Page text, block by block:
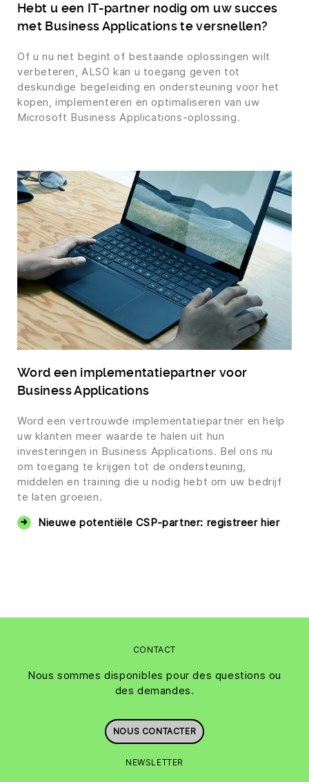
Hebt u een IT-partner nodig om uw succes
met Business Applications te versnellen?
Of u nu net begint of bestaande oplossingen wilt
verbeteren, ALSO kan u toegang geven tot
deskundige begeleiding en ondersteuning voor het
kopen, implementeren en optimaliseren van uw
Microsoft Business Applications-oplossing.
Word een implementatiepartner voor
Business Applications
Word een vertrouwde implementatiepartner en help
uw klanten meer waarde te halen uit hun
investeringen in Business Applications. Bel ons nu
om toegang te krijgen tot de ondersteuning,
middelen en training die u nodig hebt om uw bedrijf
te laten groeien.
Nieuwe potentiële CSP-partner: registreer hier
CONTACT
Nous sommes disponibles pour des questions ou
des demandes.
NOUS CONTACTER
NEWSLETTER